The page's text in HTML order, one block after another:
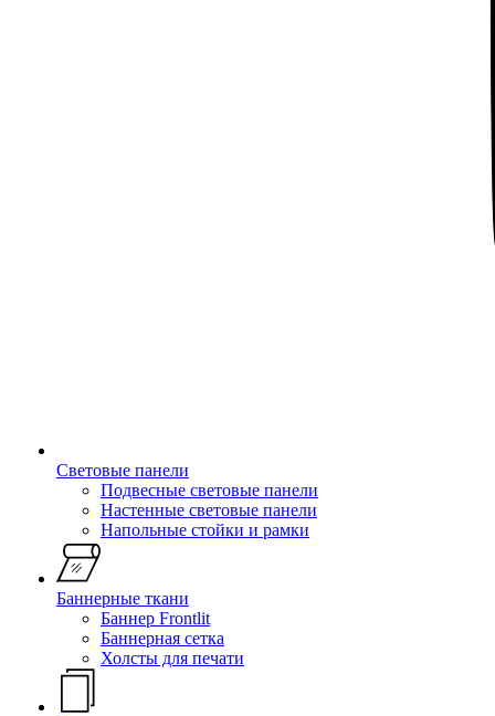
Световые панели
Подвесные световые панели
Настенные световые панели
Напольные стойки и рамки
Баннерные ткани
Баннер Frontlit
Баннерная сетка
Холсты для печати